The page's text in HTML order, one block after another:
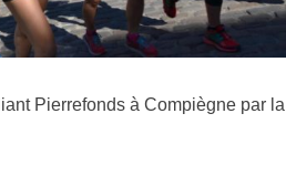
Pierrefonds à Compiègne par la